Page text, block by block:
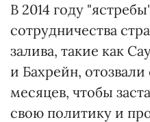
В 2014 году
сотрудничества
залива, такие как
и Бахрейн,
месяцев, чтобы
свою политику и